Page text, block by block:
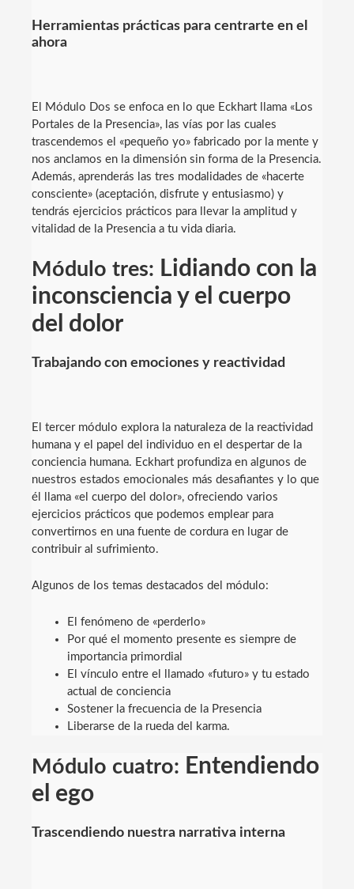
Herramientas prácticas para centrarte en el
ahora
El Módulo Dos se enfoca en lo que Eckhart llama «Los
Portales de la Presencia», las vías por las cuales
trascendemos el «pequeño yo» fabricado por la mente y
nos anclamos en la dimensión sin forma de la Presencia.
Además, aprenderás las tres modalidades de «hacerte
consciente» (aceptación, disfrute y entusiasmo) y
tendrás ejercicios prácticos para llevar la amplitud y
vitalidad de la Presencia a tu vida diaria.
Módulo tres: Lidiando con la
inconsciencia y el cuerpo
del dolor
Trabajando con emociones y reactividad
El tercer módulo explora la naturaleza de la reactividad
humana y el papel del individuo en el despertar de la
conciencia humana. Eckhart profundiza en algunos de
nuestros estados emocionales más desafiantes y lo que
él llama «el cuerpo del dolor», ofreciendo varios
ejercicios prácticos que podemos emplear para
convertirnos en una fuente de cordura en lugar de
contribuir al sufrimiento.
Algunos de los temas destacados del módulo:
El fenómeno de «perderlo»
Por qué el momento presente es siempre de
importancia primordial
El vínculo entre el llamado «futuro» y tu estado
actual de conciencia
Sostener la frecuencia de la Presencia
Liberarse de la rueda del karma.
Módulo cuatro: Entendiendo
el ego
Trascendiendo nuestra narrativa interna